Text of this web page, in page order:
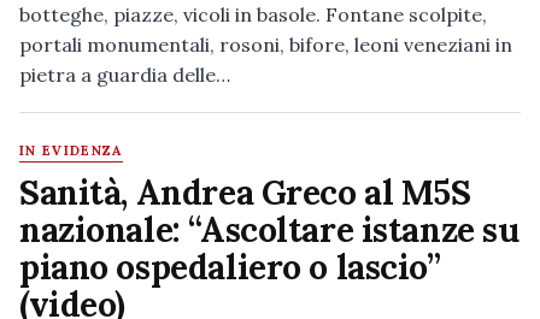
botteghe, piazze, vicoli in basole. Fontane scolpite,
portali monumentali, rosoni, bifore, leoni veneziani in
pietra a guardia delle…
IN EVIDENZA
Sanità, Andrea Greco al M5S
nazionale: “Ascoltare istanze su
piano ospedaliero o lascio”
(video)